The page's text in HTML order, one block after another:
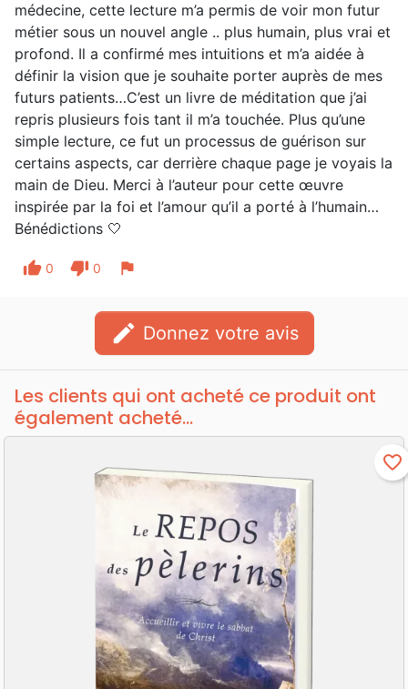
médecine, cette lecture m’a permis de voir mon futur
métier sous un nouvel angle .. plus humain, plus vrai et
profond. Il a confirmé mes intuitions et m’a aidée à
définir la vision que je souhaite porter auprès de mes
futurs patients…C’est un livre de méditation que j’ai
repris plusieurs fois tant il m’a touchée. Plus qu’une
simple lecture, ce fut un processus de guérison sur
certains aspects, car derrière chaque page je voyais la
main de Dieu. Merci à l’auteur pour cette œuvre
inspirée par la foi et l’amour qu’il a porté à l’humain…
Bénédictions 🤍
thumb_up 0 thumb_down 0 flag
edit Donnez votre avis
Les clients qui ont acheté ce produit ont
également acheté...
favorite_border